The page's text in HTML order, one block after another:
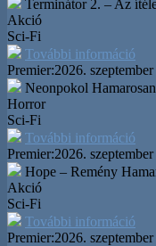
Terminátor 2. – Az
Akció
Sci-Fi
További információ
Premier:2026. szeptember
Neonpokol Hamarosan
Horror
Sci-Fi
További információ
Premier:2026.
Hope – Remény
Akció
Sci-Fi
További információ
Premier:2026.